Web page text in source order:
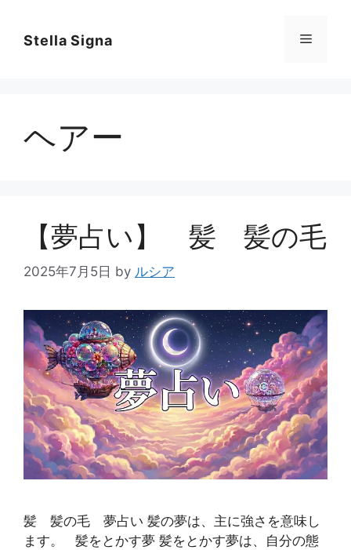
Stella Signa メ
ヘアー
【夢占い】 髪 髪の毛
2025年7月5日 by ルシア
髪 髪の毛 夢占い 髪の夢は、主に強さを意味し
ます。 髪をとかす夢 髪をとかす夢は、自分の態